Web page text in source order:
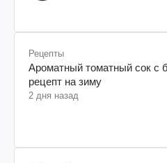
Рецепты
Ароматный томатный сок с
рецепт на зиму
2 дня назад